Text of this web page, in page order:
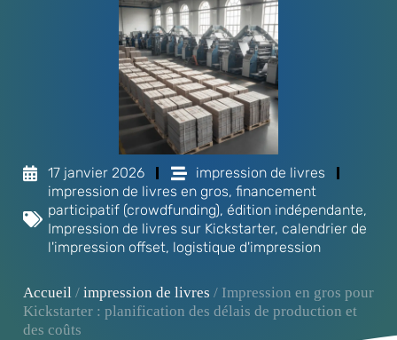
17 janvier 2026
impression de livres
impression de livres en gros, financement
participatif (crowdfunding), édition indépendante,
Impression de livres sur Kickstarter, calendrier de
l'impression offset, logistique d'impression
Accueil/ impression de livres / Impression en gros pour
Kickstarter : planification des délais de production et
des coûts